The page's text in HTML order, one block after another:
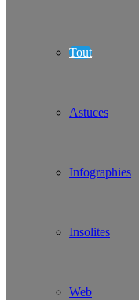
Tout
Astuces
Infographies
Insolites
Web